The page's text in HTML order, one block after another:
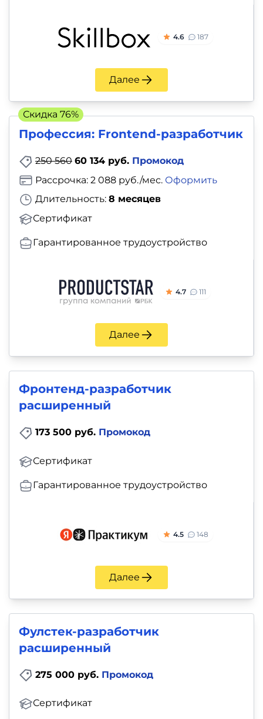
4.6 187
Далее
Профессия: Frontend-разработчик
250 560 60 134 руб. Промокод
Длительность: 8 месяцев
Сертификат
Рассрочка: 2 088 руб./мес. Оформить
Гарантированное трудоустройство
4.7 111
Далее
Скидка 76%
Фронтенд-разработчик
расширенный
173 500 руб. Промокод
Сертификат
Гарантированное трудоустройство
4.5 148
Далее
Фулстек-разработчик
расширенный
275 000 руб. Промокод
Сертификат